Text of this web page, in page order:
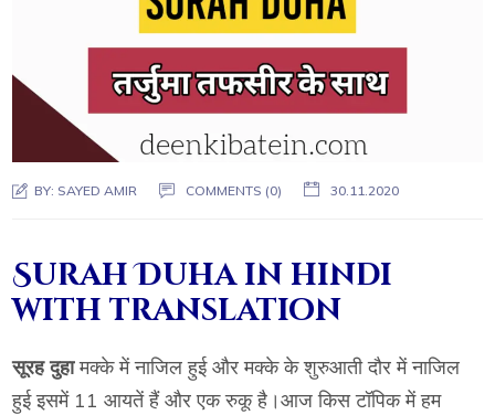
BY: SAYED AMIR COMMENTS (0) 30.11.2020
Surah Duha in hindi
with translation
सूरह दुहामक्के में नाजिल हुई और मक्के के शुरुआती दौर में नाजिल
हुई इसमें 11 आयतें हैं और एक रुकू है।आज किस टॉपिक में हम